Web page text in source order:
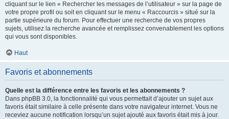
cliquant sur le lien « Rechercher les messages de l’utilisateur » sur la page de
votre propre profil ou soit en cliquant sur le menu « Raccourcis » situé sur la
partie supérieure du forum. Pour effectuer une recherche de vos propres
sujets, utilisez la recherche avancée et remplissez convenablement les options
qui vous sont disponibles.
Haut
Favoris et abonnements
Quelle est la différence entre les favoris et les abonnements ?
Dans phpBB 3.0, la fonctionnalité qui vous permettait d’ajouter un sujet aux
favoris était similaire à celle présente dans votre navigateur internet. Vous ne
receviez aucune notification lorsqu’un sujet ajouté aux favoris était mis à jour.